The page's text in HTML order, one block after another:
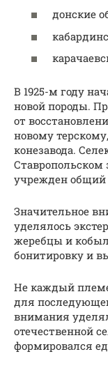
донские
В 1925-м году
новой породы.
от
новому
конезавода.
Ставропольском
учрежден
Значительное
уделялось
жеребцы и
бонитировку и
Не каждый
для
внимания
отечественной
формировался